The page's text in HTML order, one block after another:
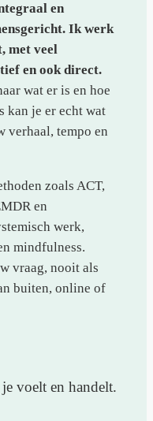
en
Ik werk
met veel
en ook direct.
wat er is en hoe
kan je er echt wat
verhaal, tempo en
zoals ACT,
en
werk,
mindfulness.
vraag, nooit als
buiten, online of
voelt en handelt.